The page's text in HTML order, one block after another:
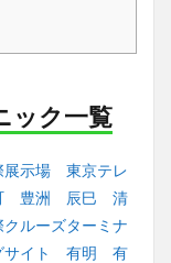
ック一覧
展示場
東京テレ
豊洲 辰巳
清
ルーズターミナ
イト 有明
有